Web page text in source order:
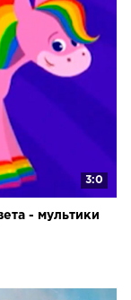
3:0
- мультики